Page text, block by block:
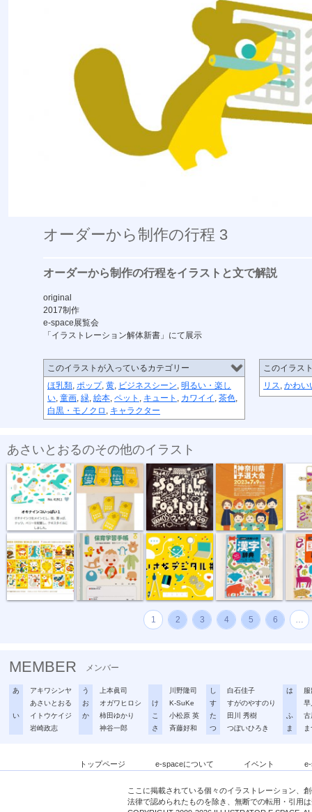
オーダーから制作の行程 3
オーダーから制作の行程をイラストと文で解説
original
2017制作
e-space展覧会
「イラストレーション解体新書」にて展示
このイラストが入っているカテゴリー
ほ乳類, ポップ, 黄, ビジネスシーン, 明るい・楽し
い, 童画, 緑, 絵本, ペット , キュート , カワイイ , 茶色,
白黒・モノクロ , キャラクター
このイラス
リス, かわい
あさいとおるのその他のイラスト
テキスタイル... 名刺2022 ソーシャルフ...
“複十字シー... 母子健康手帳... ちいさなデジ... 例解小学 漢... 例解
1 2 3 4 5 6 …
MEMBER メンバー
あ
アキワシンヤ
あさいとおる
い
イトウケイジ
岩崎政志
う
上本眞司
お
オガワヒロシ
か
柿田ゆかり
神谷一郎
川野隆司
け
K-SuKe
こ
小松原 英
さ
斉藤好和
し
白石佳子
す
すがのやすのり
た
田川 秀樹
つ
つぼいひろき
は
早
ふ
古
ま
トップページ e-spaceについて イベント
ここに掲載されている個々のイラストレーション、
法律で認められたものを除き、無断での転用・引用